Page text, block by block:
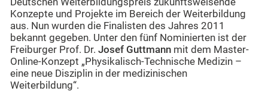
Deutschen Weiterbildungspreis zukunftsweisende
Konzepte und Projekte im Bereich der Weiterbildung
aus. Nun wurden die Finalisten des Jahres 2011
bekannt gegeben. Unter den fünf Nominierten ist der
Freiburger Prof. Dr. Josef Guttmann mit dem Master-
Online-Konzept „Physikalisch-Technische Medizin –
eine neue Disziplin in der medizinischen
Weiterbildung“.